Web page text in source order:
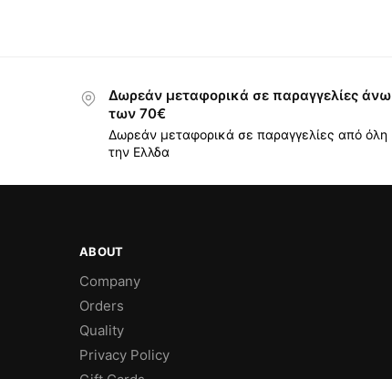
Δωρεάν μεταφορικά σε παραγγελίες άνω
των 70€
Δωρεάν μεταφορικά σε παραγγελίες από όλη
την Ελλδα
ABOUT
Company
Orders
Quality
Privacy Policy